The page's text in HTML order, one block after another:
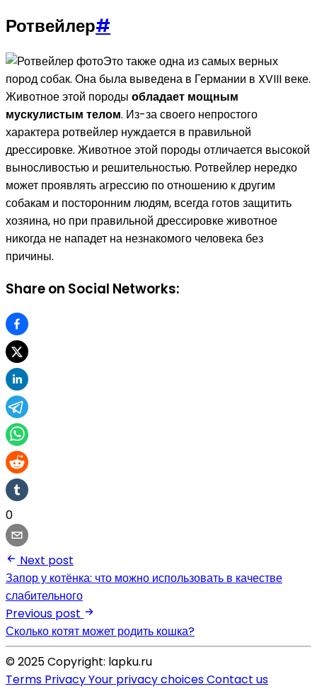
Ротвейлер#
Это также одна из самых верных
пород собак. Она была выведена в Германии в XVIII веке.
Животное этой породы обладает мощным
мускулистым телом. Из-за своего непростого
характера ротвейлер нуждается в правильной
дрессировке. Животное этой породы отличается высокой
выносливостью и решительностью. Ротвейлер нередко
может проявлять агрессию по отношению к другим
собакам и посторонним людям, всегда готов защитить
хозяина, но при правильной дрессировке животное
никогда не нападет на незнакомого человека без
причины.
Share on Social Networks:
0
Next post
Запор у котёнка: что можно использовать в качестве
слабительного
Previous post
Сколько котят может родить кошка?
© 2025 Copyright: lapku.ru
Terms PrivacyYour privacy choicesContact us